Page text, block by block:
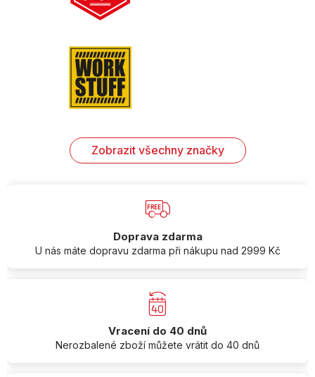
Zobrazit všechny značky
Doprava zdarma
U nás máte dopravu zdarma při nákupu nad 2999 Kč
Vracení do 40 dnů
Nerozbalené zboží můžete vrátit do 40 dnů